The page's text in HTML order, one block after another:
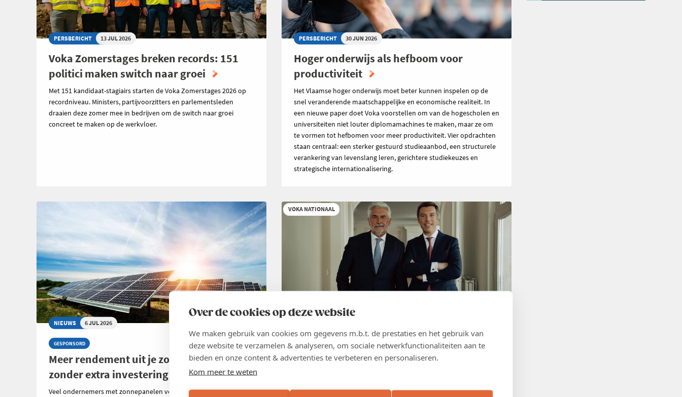
Over de cookies op deze website
We maken gebruik van cookies om gegevens m.b.t. de prestaties en het gebruik van
deze website te verzamelen & analyseren, om sociale netwerkfunctionaliteiten aan te
bieden en onze content & advertenties te verbeteren en personaliseren.
Kom meer te weten
PERSBERICHT 13 JUL 2026
Voka Zomerstages breken records: 151
politici maken switch naar groei
Met 151 kandidaat-stagiairs starten de Voka Zomerstages 2026 op
recordniveau. Ministers, partijvoorzitters en parlementsleden
draaien deze zomer mee in bedrijven om de switch naar groei
concreet te maken op de werkvloer.
PERSBERICHT 30 JUN 2026
Hoger onderwijs als hefboom voor
productiviteit
Het Vlaamse hoger onderwijs moet beter kunnen inspelen op de
snel veranderende maatschappelijke en economische realiteit. In
een nieuwe paper doet Voka voorstellen om van de hogescholen en
universiteiten niet louter diplomamachines te maken, maar ze om
te vormen tot hefbomen voor meer productiviteit. Vier opdrachten
staan centraal: een sterker gestuurd studieaanbod, een structurele
verankering van levenslang leren, gerichtere studiekeuzes en
strategische internationalisering.
NIEUWS 6 JUL 2026
GESPONSORD
Meer rendement uit je zonnepanelen,
zonder extra investering
Veel ondernemers met zonnepanelen vergelijken zorgvuldig hun
VOKA NATIONAAL
Groei creëer je niet met nieuwe
belastingen